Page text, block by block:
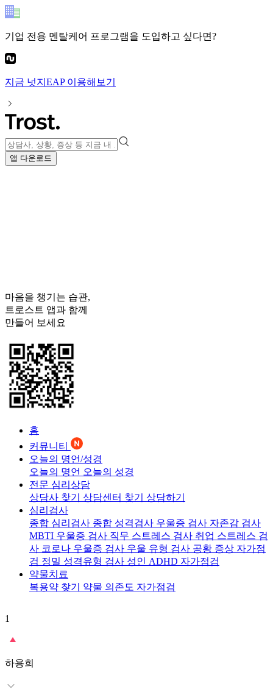
기업 전용 멘탈케어 프로그램을 도입하고 싶다면?
지금 넛지EAP이용해보기
앱 다운로드
마음을 챙기는 습관,
트로스트 앱과 함께
만들어 보세요
홈
커뮤니티
오늘의 명언/성경
오늘의 명언 오늘의 성경
전문 심리상담
상담사 찾기 상담센터 찾기 상담하기
심리검사
종합 심리검사 종합 성격검사 우울증 검사 자존감 검사
MBTI 우울증 검사 직무 스트레스 검사 취업 스트레스 검
사 코로나 우울증 검사 우울 유형 검사 공황 증상 자가점
검 정밀 성격유형 검사 성인 ADHD 자가점검
약물치료
복용약 찾기 약물 의존도 자가점검
1
하용희